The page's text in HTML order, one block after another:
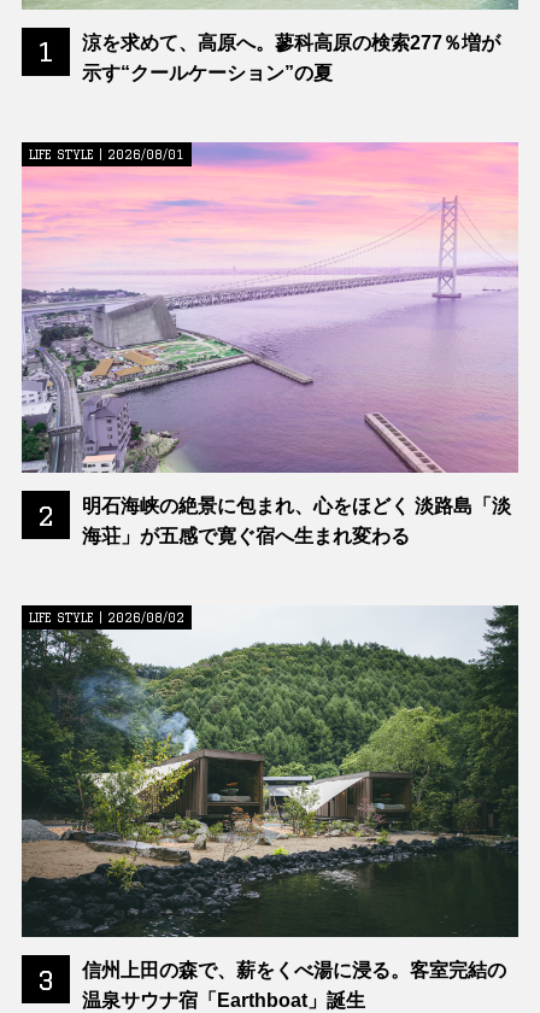
1
涼を求めて、高原へ。蓼科高原の検索277％増が
示す“クールケーション”の夏
2
LIFE STYLE | 2026/08/01
明石海峡の絶景に包まれ、心をほどく 淡路島「淡
海荘」が五感で寛ぐ宿へ生まれ変わる
3
LIFE STYLE | 2026/08/02
信州上田の森で、薪をくべ湯に浸る。客室完結の
温泉サウナ宿「Earthboat」誕生